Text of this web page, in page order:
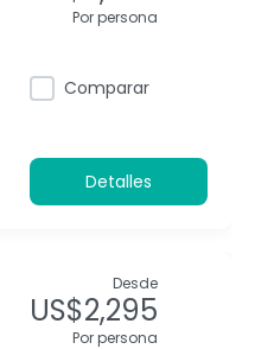
Por persona
Comparar
Detalles
Desde
US$2,295
Por persona